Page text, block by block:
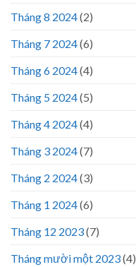
Tháng 8 2024(2)
Tháng 7 2024(6)
Tháng 6 2024(4)
Tháng 5 2024(5)
Tháng 4 2024(4)
Tháng 3 2024(7)
Tháng 2 2024(3)
Tháng 1 2024(6)
Tháng 12 2023(7)
Tháng mười một 2023(4)